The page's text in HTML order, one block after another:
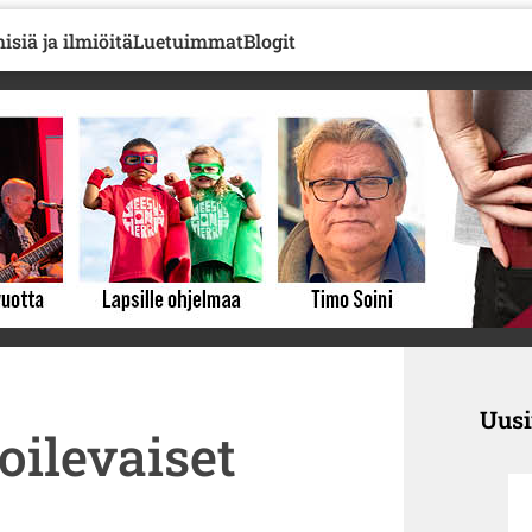
ja ilmiöitäLuetuimmatBlogit